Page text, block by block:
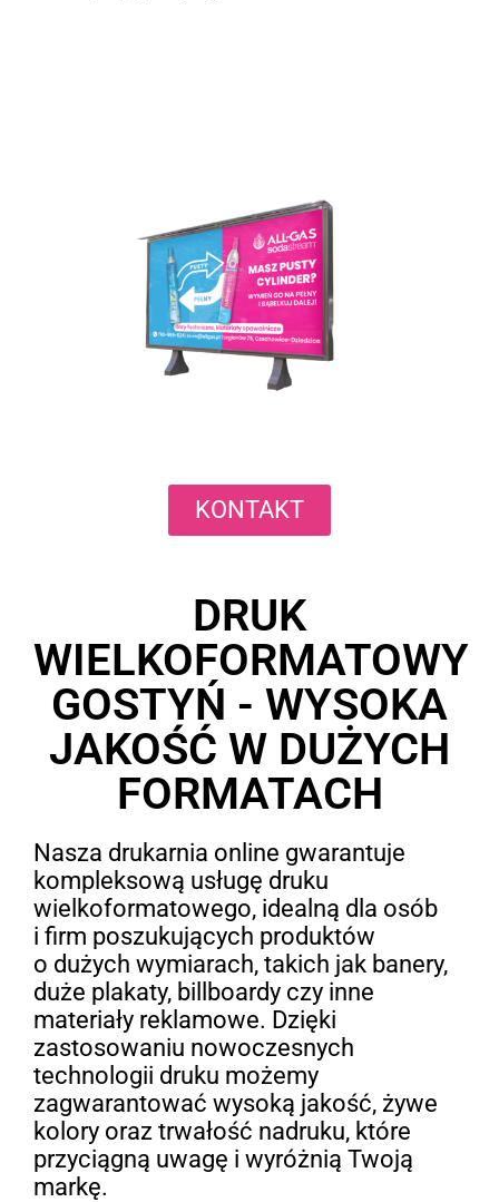
DRUK
WIELKOFORMATOWY
GOSTYŃ - WYSOKA
JAKOŚĆ W DUŻYCH
FORMATACH
Nasza drukarnia online gwarantuje
kompleksową usługę druku
wielkoformatowego, idealną dla osób
i firm poszukujących produktów
o dużych wymiarach, takich jak banery,
duże plakaty, billboardy czy inne
materiały reklamowe. Dzięki
zastosowaniu nowoczesnych
technologii druku możemy
zagwarantować wysoką jakość, żywe
kolory oraz trwałość nadruku, które
przyciągną uwagę i wyróżnią Twoją
markę.
KONTAKT